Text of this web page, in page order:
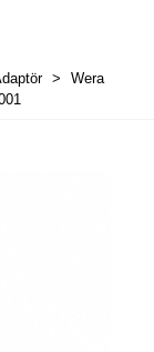
>
Wera